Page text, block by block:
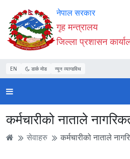
Accessibility
Mode
सुरु
गर्नुहोस्
सामाग्री
पढ्नुहाेस्
नेभिगेसन
पढ्नुहाेस्
वेबसाइट
खोजमा
जानुहोस्
नेपाल सरकार
गृह मन्त्रालय
जिल्ला प्रशासन
EN डार्क मोड न्यून व्यान्डविथ
कर्मचारीको नाताले
सेवाहरु कर्मचारीको नाताले